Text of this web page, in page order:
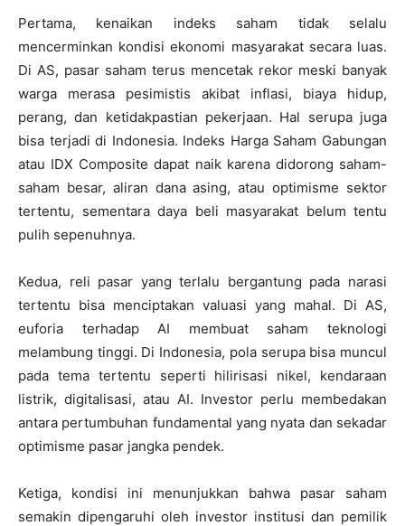
Pertama, kenaikan indeks saham tidak selalu
mencerminkan kondisi ekonomi masyarakat secara luas.
Di AS, pasar saham terus mencetak rekor meski banyak
warga merasa pesimistis akibat inflasi, biaya hidup,
perang, dan ketidakpastian pekerjaan. Hal serupa juga
bisa terjadi di Indonesia. Indeks Harga Saham Gabungan
atau IDX Composite dapat naik karena didorong saham-
saham besar, aliran dana asing, atau optimisme sektor
tertentu, sementara daya beli masyarakat belum tentu
pulih sepenuhnya.
Kedua, reli pasar yang terlalu bergantung pada narasi
tertentu bisa menciptakan valuasi yang mahal. Di AS,
euforia terhadap AI membuat saham teknologi
melambung tinggi. Di Indonesia, pola serupa bisa muncul
pada tema tertentu seperti hilirisasi nikel, kendaraan
listrik, digitalisasi, atau AI. Investor perlu membedakan
antara pertumbuhan fundamental yang nyata dan sekadar
optimisme pasar jangka pendek.
Ketiga, kondisi ini menunjukkan bahwa pasar saham
semakin dipengaruhi oleh investor institusi dan pemilik